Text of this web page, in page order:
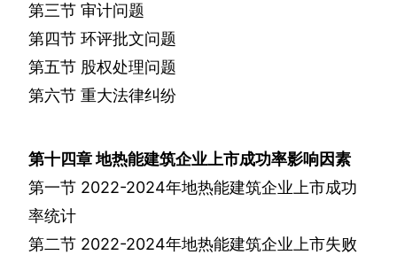
第三节 审计问题
第四节 环评批文问题
第五节 股权处理问题
第六节 重大法律纠纷
第十四章地热能建筑企业上市成功率影响因素
第一节 2022-2024年地热能建筑企业上市成功
率统计
第二节 2022-2024年地热能建筑企业上市失败